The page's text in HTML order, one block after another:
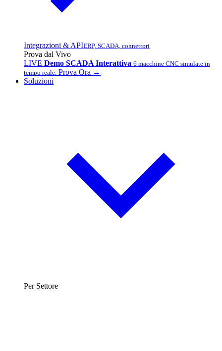
Integrazioni & APIERP, SCADA, connettori
Prova dal Vivo
LIVE Demo SCADA Interattiva 6 macchine CNC simulate in
tempo reale. Prova Ora →
Soluzioni
Per Settore